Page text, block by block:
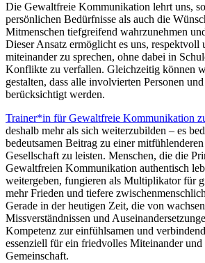
Die Gewaltfreie Kommunikation lehrt uns,
persönlichen Bedürfnisse als auch die
Mitmenschen tiefgreifend wahrzunehmen
Dieser Ansatz ermöglicht es uns, respektvoll
miteinander zu sprechen, ohne dabei in
Konflikte zu verfallen. Gleichzeitig können
gestalten, dass alle involvierten Personen
berücksichtigt werden.
Trainer*in für Gewaltfreie Kommunikation
deshalb mehr als sich weiterzubilden – es
bedeutsamen Beitrag zu einer
Gesellschaft zu leisten. Menschen, die die
Gewaltfreien Kommunikation authentisch
weitergeben, fungieren als Multiplikator für
mehr Frieden und tiefere
Gerade in der heutigen Zeit, die von
Missverständnissen und
Kompetenz zur einfühlsamen und
essenziell für ein friedvolles Miteinander und
Gemeinschaft.